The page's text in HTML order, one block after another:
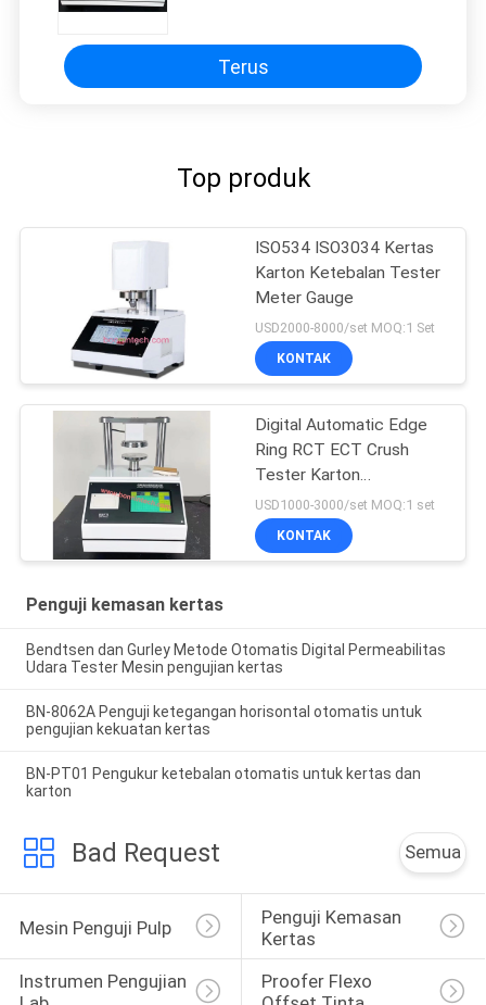
Terus
Top produk
ISO534 ISO3034 Kertas
Karton Ketebalan Tester
Meter Gauge
USD2000-8000/set MOQ:1 Set
KONTAK
Digital Automatic Edge
Ring RCT ECT Crush
Tester Karton
Bergelombang
USD1000-3000/set MOQ:1 set
KONTAK
Penguji kemasan kertas
Bendtsen dan Gurley Metode Otomatis Digital Permeabilitas
Udara Tester Mesin pengujian kertas
BN-8062A Penguji ketegangan horisontal otomatis untuk
pengujian kekuatan kertas
BN-PT01 Pengukur ketebalan otomatis untuk kertas dan
karton
Bad Request Semua
Mesin Penguji Pulp
Penguji Kemasan
Kertas
Instrumen Pengujian
Proofer Flexo